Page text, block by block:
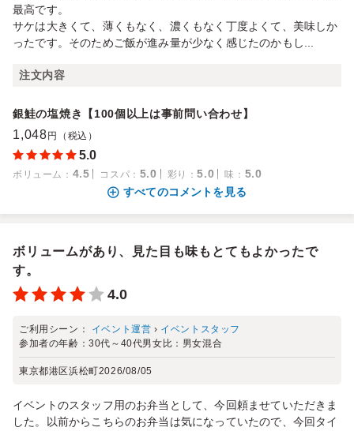
最高です。
サケは大きくて、薄くもなく、濃くもなく丁度よくて、美味しか
ったです。そのためご飯が進み量が少なく感じたのかもし...
注文内容
銀鮭の塩焼き【100個以上は事前問い合わせ】
1,048 円（税込）
5.0
ボリューム ： 4.5 コスパ ： 5.0 彩り ：5.0 味 ： 5.0
すべてのコメントを見る
ボリュームがあり、見た目も味もとてもよかったで
す。
4.0
ご利用シーン： イベント運営 › イベントスタッフ
参加者の年齢：30代～40代男女比： 男女混合
東京都港区浜松町2026/08/05
イベントのスタッフ用のお弁当として、今回頼ませていただきま
した。以前からこちらのお弁当は気になっていたので、今回タイ